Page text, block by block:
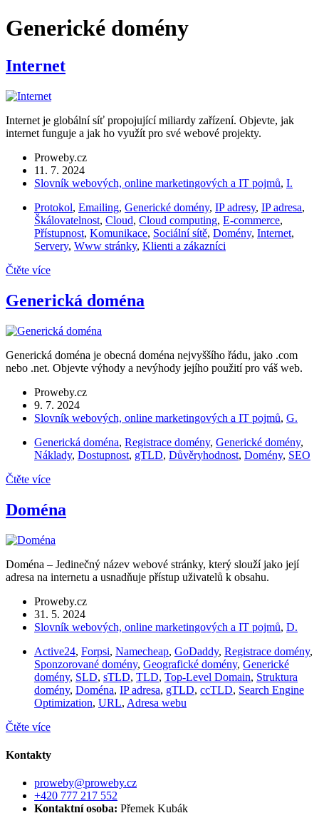
Generické domény
Internet
Internet je globální síť propojující miliardy zařízení. Objevte, jak
internet funguje a jak ho využít pro své webové projekty.
Proweby.cz
11. 7. 2024
Slovník webových, online marketingových a IT pojmů, I.
Protokol, Emailing, Generické domény, IP adresy, IP adresa,
Škálovatelnost, Cloud, Cloud computing, E-commerce,
Přístupnost, Komunikace, Sociální sítě, Domény, Internet,
Servery, Www stránky, Klienti a zákazníci
Čtěte více
Generická doména
Generická doména je obecná doména nejvyššího řádu, jako .com
nebo .net. Objevte výhody a nevýhody jejího použití pro váš web.
Proweby.cz
9. 7. 2024
Slovník webových, online marketingových a IT pojmů, G.
Generická doména, Registrace domény, Generické domény,
Náklady, Dostupnost, gTLD, Důvěryhodnost, Domény, SEO
Čtěte více
Doména
Doména – Jedinečný název webové stránky, který slouží jako její
adresa na internetu a usnadňuje přístup uživatelů k obsahu.
Proweby.cz
31. 5. 2024
Slovník webových, online marketingových a IT pojmů, D.
Active24, Forpsi, Namecheap, GoDaddy, Registrace domény,
Sponzorované domény, Geografické domény, Generické
domény, SLD, sTLD, TLD, Top-Level Domain, Struktura
domény, Doména, IP adresa, gTLD, ccTLD, Search Engine
Optimization, URL, Adresa webu
Čtěte více
Kontakty
proweby@proweby.cz
+420 777 217 552
Kontaktní osoba: Přemek Kubák